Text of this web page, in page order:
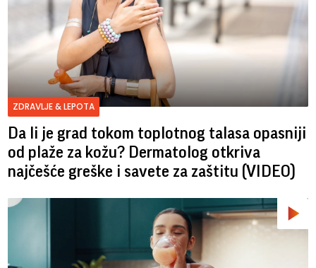
ZDRAVLJE & LEPOTA
Da li je grad tokom toplotnog talasa opasniji
od plaže za kožu? Dermatolog otkriva
najčešće greške i savete za zaštitu (VIDEO)